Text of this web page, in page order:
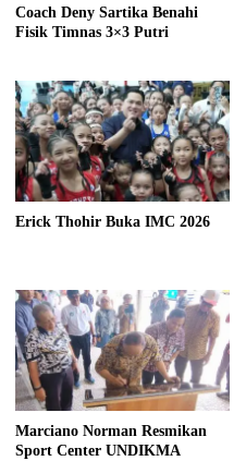
Coach Deny Sartika Benahi
Fisik Timnas 3×3 Putri
Erick Thohir Buka IMC 2026
Marciano Norman Resmikan
Sport Center UNDIKMA